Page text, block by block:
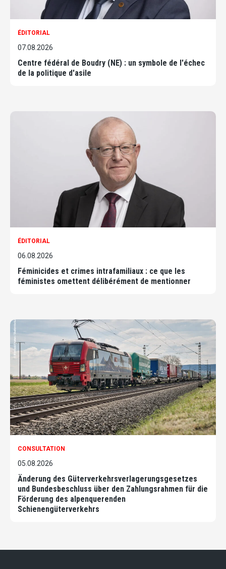
ÉDITORIAL
07.08.2026
Centre fédéral de Boudry (NE) : un symbole de l'échec
de la politique d'asile
ÉDITORIAL
06.08.2026
Féminicides et crimes intrafamiliaux : ce que les
féministes omettent délibérément de mentionner
CONSULTATION
05.08.2026
Änderung des Güterverkehrsverlagerungsgesetzes
und Bundesbeschluss über den Zahlungsrahmen für die
Förderung des alpenquerenden
Schienengüterverkehrs